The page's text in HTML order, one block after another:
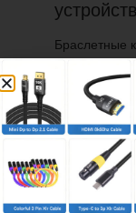
Браслетные
полезны
устройств с
Благодаря
эффективно
несколькими
Функция